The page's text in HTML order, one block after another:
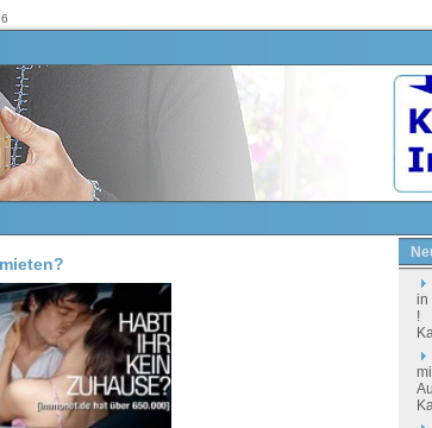
in
!